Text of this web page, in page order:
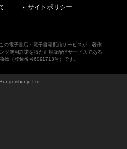
サイトポリシー
の電子書店・電子書籍配信サービスが、著作
ツ使用許諾を得た正規版配信サービスである
標（登録番号6091713号）です。
Ltd.